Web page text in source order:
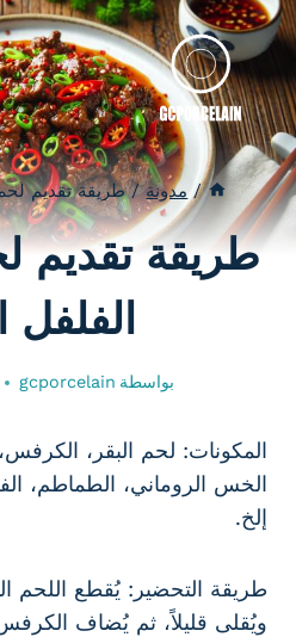
التجاوز
إلى
المحتوى
/ مدونة / طريقة تقديم لحم
طريقة تقديم
الفلفل
بواسطة gcporcelain
المكونات: لحم البقر، الكرفس،
الخس الروماني، الطماطم،
إلخ.
طريقة التحضير: يُقطع اللحم
ويُقلى قليلاً، ثم يُضاف الكرفس